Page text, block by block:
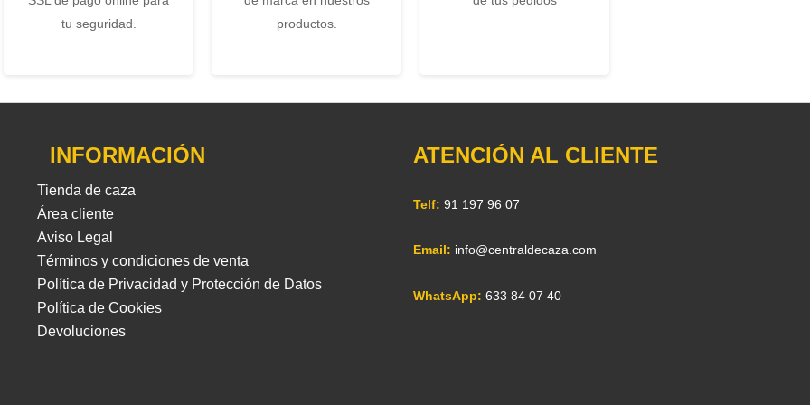
tu seguridad.
productos.
INFORMACIÓN
Tienda de caza
Área cliente
Aviso Legal
Términos y condiciones de venta
Política de Privacidad y Protección de Datos
Política de Cookies
Devoluciones
ATENCIÓN AL CLIENTE
Telf: 91 197 96 07
Email: info@centraldecaza.com
WhatsApp: 633 84 07 40